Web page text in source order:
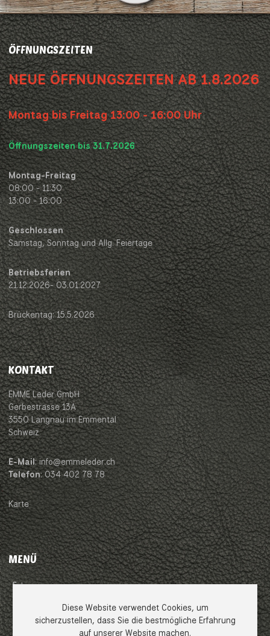
ÖFFNUNGSZEITEN
NEUE ÖFFNUNGSZEITEN AB 1.8.2026
Montag bis Freitag 13:00 - 16:00 Uhr
Öffnungszeiten bis 31.7.2026
Montag-Freitag
08:00 - 11:30
13:00 - 16:00
Geschlossen
Samstag, Sonntag und Allg. Feiertage
Betriebsferien
21.12.2026- 03.01.2027
Brückentag: 15.5.2026
KONTAKT
EMME Leder GmbH
Gerbestrasse 13A
3550 Langnau im Emmental
Schweiz
E-Mail: info@emmeleder.ch
Telefon: 034 402 78 78
Karte
MENÜ
Impressum
Diese Website verwendet Cookies, um
sicherzustellen, dass Sie die bestmögliche Erfahrung
auf unserer Website machen.